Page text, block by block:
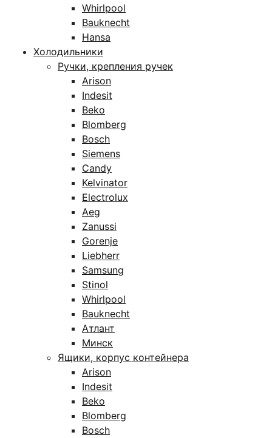
Whirlpool
Bauknecht
Hansa
Холодильники
Ручки, крепления ручек
Arison
Indesit
Beko
Blomberg
Bosch
Siemens
Candy
Kelvinator
Electrolux
Aeg
Zanussi
Gorenje
Liebherr
Samsung
Stinol
Whirlpool
Bauknecht
Атлант
Минск
Ящики, корпус контейнера
Arison
Indesit
Beko
Blomberg
Bosch